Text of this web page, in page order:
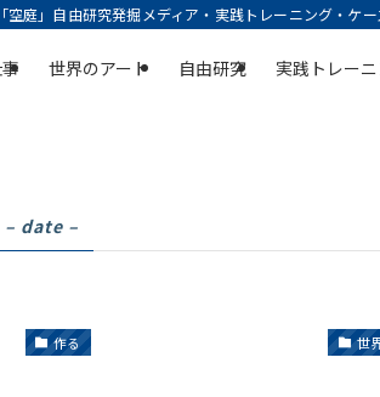
庭」自由研究発掘メディア・実践トレーニング・ケー
世界のアート 自由研究 実践トレー
– date –
作る 世